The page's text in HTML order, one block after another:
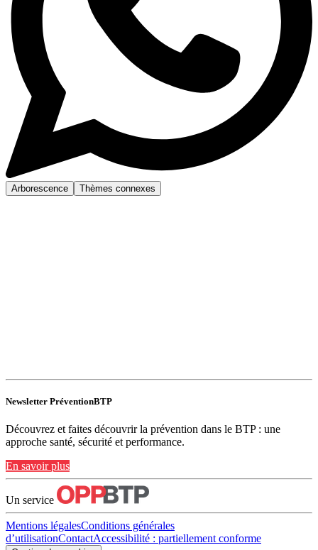
Arborescence Thèmes connexes
Newsletter PréventionBTP
Découvrez et faites découvrir la prévention dans le BTP : une
approche santé, sécurité et performance.
En savoir plus
Un service
Mentions légalesConditions générales
d’utilisationContactAccessibilité : partiellement conforme